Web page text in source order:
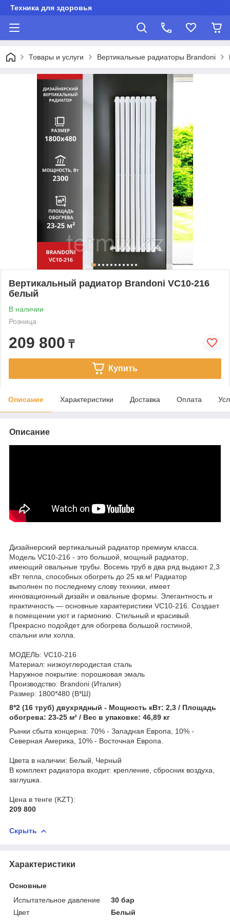
Техника для здоровья
Товары и услуги Вертикальные радиаторы Brandoni
Вертикальный радиатор Brandoni VC10-216
белый
В наличии
Розница
209 800 ₸
Купить
Описание Характеристики Доставка Оплата
Описание
Дизайнерский вертикальный радиатор премиум класса.
Модель VC10-216 - это большой, мощный радиатор,
имеющий овальные трубы. Восемь труб в два ряд выдают 2,3
кВт тепла, способных обогреть до 25 кв.м! Радиатор
выполнен по последнему слову техники, имеет
инновационный дизайн и овальные формы. Элегантность и
практичность — основные характеристики VC10-216. Создает
в помещении уют и гармонию. Стильный и красивый.
Прекрасно подойдет для обогрева большой гостиной,
спальни или холла.
МОДЕЛЬ: VC10-216
Материал: низкоуглеродистая сталь
Наружное покрытие: порошковая эмаль
Производство: Brandoni (Италия)
Размер: 1800*480 (В*Ш)
8*2 (16 труб) двухрядный - Мощность кВт: 2,3 / Площадь
обогрева: 23-25 м² / Вес в упаковке: 46,89 кг
Рынки сбыта концерна: 70% - Западная Европа, 10% -
Северная Америка, 10% - Восточная Европа.
Цвета в наличии: Белый, Черный
В комплект радиатора входит: крепление, сбросник воздуха,
заглушка.
Цена в тенге (KZT):
209 800
Скрыть
Характеристики
Основные
Испытательное давление
30 бар
Цвет
Белый